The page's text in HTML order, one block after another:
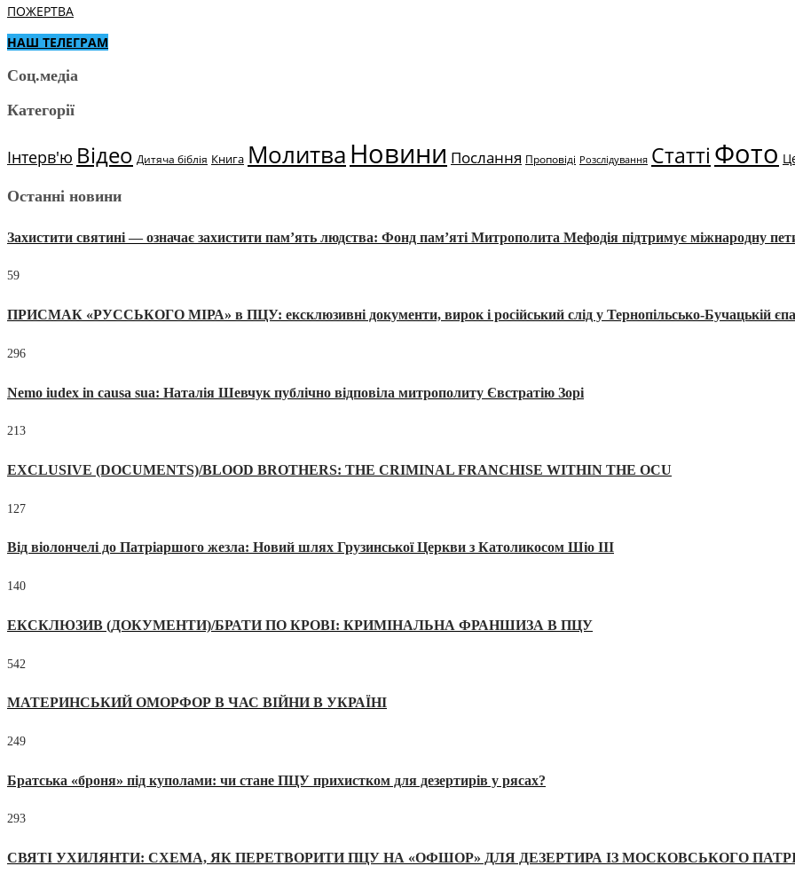
ПОЖЕРТВА
НАШ ТЕЛЕГРАМ
Соц.медіа
Категорії
Інтерв'ю Відео Дитяча біблія Книга МолитваНовини Послання Проповіді Розслідування Статті Фото
Останні новини
Захистити святині — означає захистити пам’ять людства: Фонд пам’яті Митрополита Мефодія підтримує міжнародну
59
ПРИСМАК «РУССЬКОГО МІРА» в ПЦУ: ексклюзивні документи, вирок і російський слід у Тернопільсько-Бучацькій
296
Nemo iudex in causa sua: Наталія Шевчук публічно відповіла митрополиту Євстратію Зорі
213
EXCLUSIVE (DOCUMENTS)/BLOOD BROTHERS: THE CRIMINAL FRANCHISE WITHIN THE OCU
127
Від віолончелі до Патріаршого жезла: Новий шлях Грузинської Церкви з Католикосом Шіо III
140
ЕКСКЛЮЗИВ (ДОКУМЕНТИ)/БРАТИ ПО КРОВІ: КРИМІНАЛЬНА ФРАНШИЗА В ПЦУ
542
МАТЕРИНСЬКИЙ ОМОРФОР В ЧАС ВІЙНИ В УКРАЇНІ
249
Братська «броня» під куполами: чи стане ПЦУ прихистком для дезертирів у рясах?
293
СВЯТІ УХИЛЯНТИ: СХЕМА, ЯК ПЕРЕТВОРИТИ ПЦУ НА «ОФШОР» ДЛЯ ДЕЗЕРТИРА ІЗ МОСКОВСЬКОГО